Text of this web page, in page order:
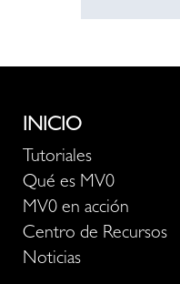
INICIO
Tutoriales
Qué es MV0
MV0 en acción
Centro de Recursos
Noticias